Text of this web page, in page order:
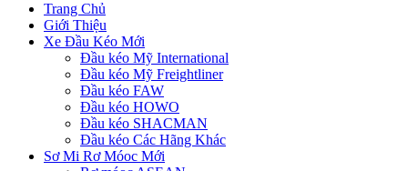
Trang Chủ
Giới Thiệu
Xe Đầu Kéo Mới
Đầu kéo Mỹ International
Đầu kéo Mỹ Freightliner
Đầu kéo FAW
Đầu kéo HOWO
Đầu kéo SHACMAN
Đầu kéo Các Hãng Khác
Sơ Mi Rơ Móoc Mới